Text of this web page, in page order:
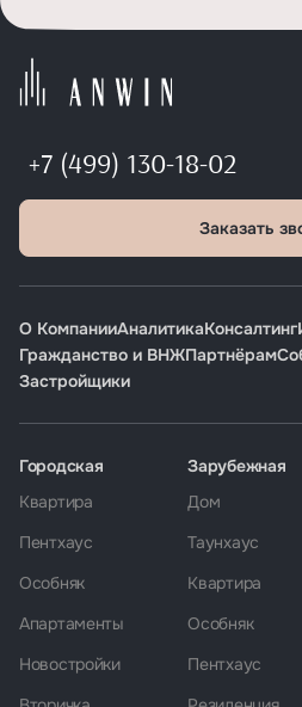
+7 (499) 130-18-02
Заказать
О КомпанииАналитикаКонсалтинг
Гражданство и ВНЖПартнёрам
Застройщики
Городская
Квартира
Пентхаус
Особняк
Апартаменты
Новостройки
Зарубежная
Дом
Таунхаус
Квартира
Особняк
Пентхаус